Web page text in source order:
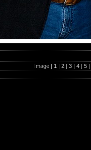
Image | 1 | 2 | 3 | 4 | 5 |